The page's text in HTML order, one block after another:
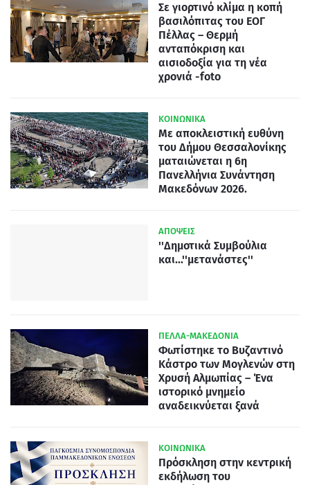
Σε γιορτινό κλίμα η κοπή
βασιλόπιτας του ΕΟΓ
Πέλλας – Θερμή
ανταπόκριση και
αισιοδοξία για τη νέα
χρονιά -foto
ΚΟΙΝΩΝΙΚΑ
Με αποκλειστική ευθύνη
του Δήμου Θεσσαλονίκης
ματαιώνεται η 6η
Πανελλήνια Συνάντηση
Μακεδόνων 2026.
ΑΠΟΨΕΙΣ
''Δημοτικά Συμβούλια
και...''μετανάστες''
ΠΕΛΛΑ-ΜΑΚΕΔΟΝΙΑ
Φωτίστηκε το Βυζαντινό
Κάστρο των Μογλενών στη
Χρυσή Αλμωπίας – Ένα
ιστορικό μνημείο
αναδεικνύεται ξανά
ΚΟΙΝΩΝΙΚΑ
Πρόσκληση στην κεντρική
εκδήλωση του